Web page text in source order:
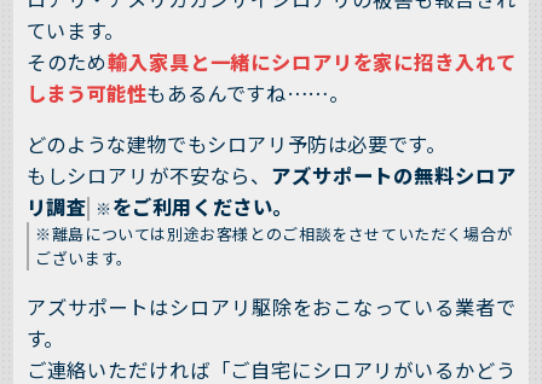
ています。
そのため輸入家具と一緒にシロアリを家に招き入れて
しまう可能性もあるんですね……。
どのような建物でもシロアリ予防は必要です。
もしシロアリが不安なら、 アズサポートの無料シロア
リ調査 ※ をご利用ください。
※離島については別途お客様とのご相談をさせていただく場合が
ございます。
アズサポートはシロアリ駆除をおこなっている業者で
す。
ご連絡いただければ「ご自宅にシロアリがいるかどう